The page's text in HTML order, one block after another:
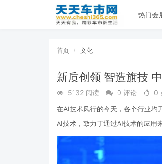
热门会
首页 文化
新质创领 智造旗技
5132 阅读 0 评论
0
在AI技术风行的今天，各个行业均
AI技术，致力于通过AI技术的应用